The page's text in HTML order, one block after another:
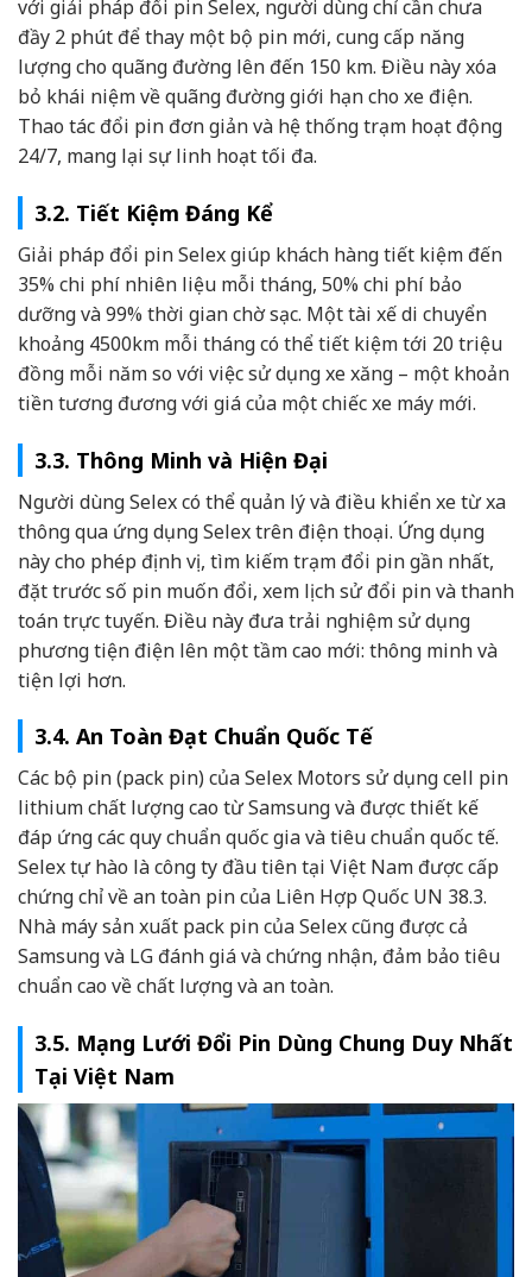
với giải pháp đổi pin Selex, người dùng chỉ cần chưa
đầy 2 phút để thay một bộ pin mới, cung cấp năng
lượng cho quãng đường lên đến 150 km. Điều này xóa
bỏ khái niệm về quãng đường giới hạn cho xe điện.
Thao tác đổi pin đơn giản và hệ thống trạm hoạt động
24/7, mang lại sự linh hoạt tối đa.
3.2. Tiết Kiệm Đáng Kể
Giải pháp đổi pin Selex giúp khách hàng tiết kiệm đến
35% chi phí nhiên liệu mỗi tháng, 50% chi phí bảo
dưỡng và 99% thời gian chờ sạc. Một tài xế di chuyển
khoảng 4500km mỗi tháng có thể tiết kiệm tới 20 triệu
đồng mỗi năm so với việc sử dụng xe xăng – một khoản
tiền tương đương với giá của một chiếc xe máy mới.
3.3. Thông Minh và Hiện Đại
Người dùng Selex có thể quản lý và điều khiển xe từ xa
thông qua ứng dụng Selex trên điện thoại. Ứng dụng
này cho phép định vị, tìm kiếm trạm đổi pin gần nhất,
đặt trước số pin muốn đổi, xem lịch sử đổi pin và thanh
toán trực tuyến. Điều này đưa trải nghiệm sử dụng
phương tiện điện lên một tầm cao mới: thông minh và
tiện lợi hơn.
3.4. An Toàn Đạt Chuẩn Quốc Tế
Các bộ pin (pack pin) của Selex Motors sử dụng cell pin
lithium chất lượng cao từ Samsung và được thiết kế
đáp ứng các quy chuẩn quốc gia và tiêu chuẩn quốc tế.
Selex tự hào là công ty đầu tiên tại Việt Nam được cấp
chứng chỉ về an toàn pin của Liên Hợp Quốc UN 38.3.
Nhà máy sản xuất pack pin của Selex cũng được cả
Samsung và LG đánh giá và chứng nhận, đảm bảo tiêu
chuẩn cao về chất lượng và an toàn.
3.5. Mạng Lưới Đổi Pin Dùng Chung Duy Nhất
Tại Việt Nam